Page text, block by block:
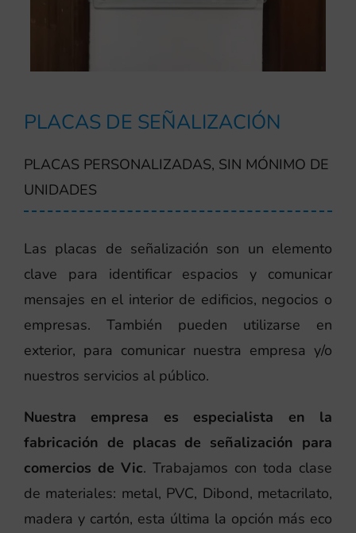
PLACAS DE SEÑALIZACIÓN
PLACAS PERSONALIZADAS, SIN MÓNIMO DE
UNIDADES
Las placas de señalización son un elemento
clave para identificar espacios y comunicar
mensajes en el interior de edificios, negocios o
empresas. También pueden utilizarse en
exterior, para comunicar nuestra empresa y/o
nuestros servicios al público.
Nuestra empresa es especialista en la
fabricación de placas de señalización para
comercios de Vic. Trabajamos con toda clase
de materiales: metal, PVC, Dibond, metacrilato,
madera y cartón, esta última la opción más eco